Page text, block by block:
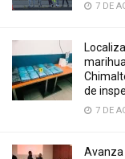
7 DE
de
7 DE
Avanza